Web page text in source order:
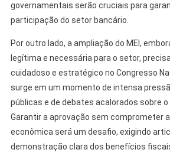
governamentais serão cruciais para
participação do setor bancário.
Por outro lado, a ampliação do MEI,
legítima e necessária para o setor,
cuidadoso e estratégico no Congresso
surge em um momento de intensa
públicas e de debates acalorados sobre o
Garantir a aprovação sem comprometer
econômica será um desafio, exigindo
demonstração clara dos benefícios